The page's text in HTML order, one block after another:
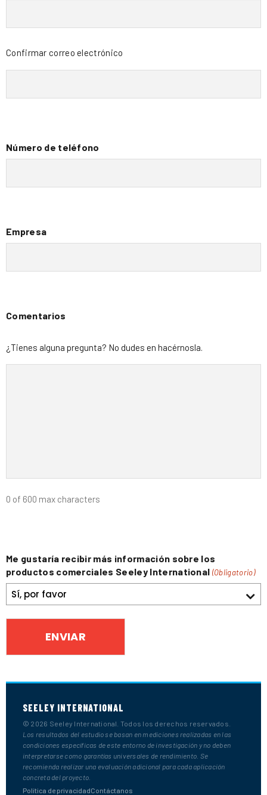
Confirmar correo electrónico
Número de teléfono
Empresa
Comentarios
¿Tienes alguna pregunta? No dudes en hacérnosla.
0 of 600 max characters
Me gustaría recibir más información sobre los
productos comerciales Seeley International (Obligatorio)
SEELEY INTERNATIONAL
© 2026 Seeley International. Todos los derechos reservados.
Los resultados del estudio se basan en mediciones realizadas en las
condiciones específicas de este entorno de investigación y no deben
interpretarse como garantías universales de rendimiento. Se
recomienda realizar una evaluación adicional para cada aplicación
concreta del proyecto.
Política de privacidadContáctanos